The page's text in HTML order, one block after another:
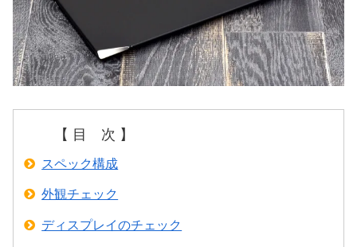
【 目 次 】
スペック構成
外観チェック
ディスプレイのチェック